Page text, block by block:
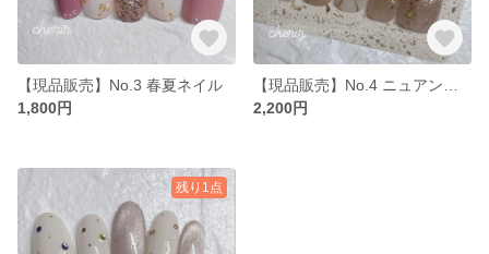
【現品販売】No.3 春夏ネイル
1,800円
2,200円
残り1点